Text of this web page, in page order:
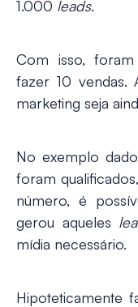
1.000 leads.
Com isso, foram
fazer 10 vendas.
marketing seja
No exemplo
foram
número, é
gerou aqueles
mídia necessário.
Hipoteticamente